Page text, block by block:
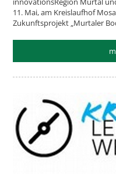
11. Mai, am Kreislaufhof
Zukunftsprojekt „Murtaler